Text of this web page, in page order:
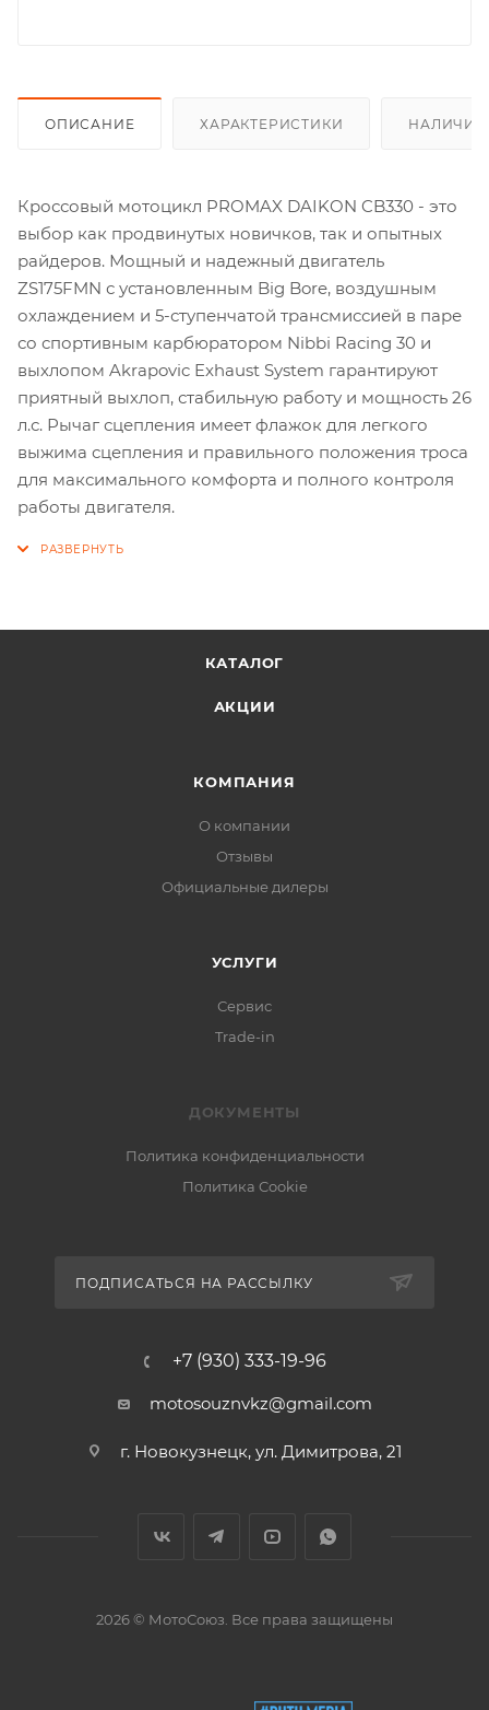
ОПИСАНИЕ ХАРАКТЕРИСТИКИ НАЛИЧИЕ
Кроссовый мотоцикл PROMAX DAIKON CB330 - это
выбор как продвинутых новичков, так и опытных
райдеров. Мощный и надежный двигатель
ZS175FMN с установленным Big Bore, воздушным
охлаждением и 5-ступенчатой трансмиссией в паре
со спортивным карбюратором Nibbi Racing 30 и
выхлопом Akrapovic Exhaust System гарантируют
приятный выхлоп, стабильную работу и мощность 26
л.с. Рычаг сцепления имеет флажок для легкого
выжима сцепления и правильного положения троса
для максимального комфорта и полного контроля
работы двигателя.
КАТАЛОГ
АКЦИИ
КОМПАНИЯ
О компании
Отзывы
Официальные дилеры
УСЛУГИ
Сервис
Trade-in
ДОКУМЕНТЫ
Политика конфиденциальности
Политика Cookie
ПОДПИСАТЬСЯ НА РАССЫЛКУ
+7 (930) 333-19-96
motosouznvkz@gmail.com
г. Новокузнецк, ул. Димитрова, 21
2026 © МотоСоюз. Все права защищены